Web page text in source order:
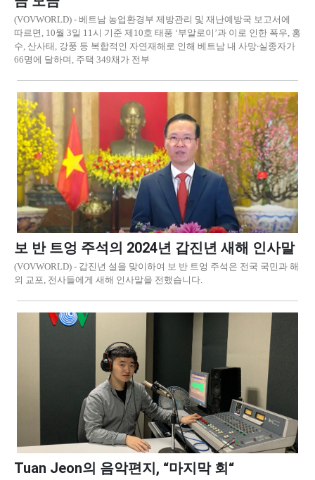
(VOVWORLD) - 베트남 농업환경부 제방관리 및 재난예방국 보고서에
따르면, 10월 3일 11시 기준 제10호 태풍 ‘부알로이’과 이로 인한 폭우, 홍
수, 산사태, 강풍 등 복합적인 자연재해로 인해 베트남 내 사망‧실종자가
66명에 달하며, 주택 349채가 전부
보 반 트엉 주석의 2024년 갑진년 새해 인사말
(VOVWORLD) - 갑진년 설을 맞이하여 보 반 트엉 주석은 전국 국민과 해
외 교포, 전사들에게 새해 인사말을 전했습니다.
Tuan Jeon의 음악편지, “마지막 회“